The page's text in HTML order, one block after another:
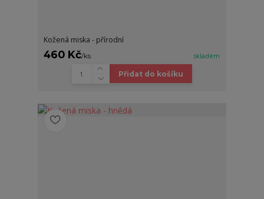
Kožená miska - přírodní
460 Kč/ks skladem
Přidat do košíku